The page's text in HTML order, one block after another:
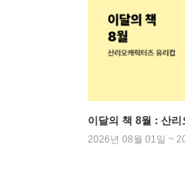
이달의 책 8월 : 산리
2026년 08월 01일 ~